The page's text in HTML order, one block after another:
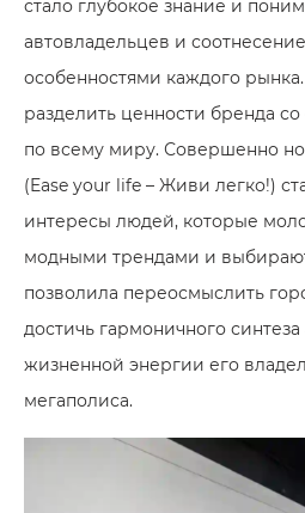
стало глубокое знание и
автовладельцев и
особенностями каждого рынка.
разделить ценности бренда
по всему миру. Совершенно
(Ease your life – Живи легко!)
интересы людей, которые
модными трендами и
позволила переосмыслить
достичь гармоничного
жизненной энергии его
мегаполиса.